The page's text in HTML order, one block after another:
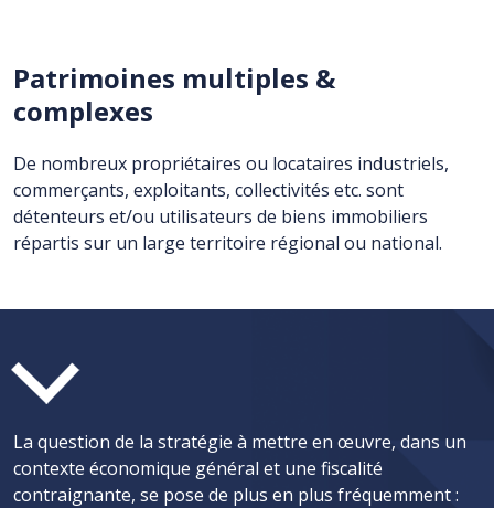
Patrimoines multiples &
complexes
De nombreux propriétaires ou locataires industriels,
commerçants, exploitants, collectivités etc. sont
détenteurs et/ou utilisateurs de biens immobiliers
répartis sur un large territoire régional ou national.
La question de la stratégie à mettre en œuvre, dans un
contexte économique général et une fiscalité
contraignante, se pose de plus en plus fréquemment :